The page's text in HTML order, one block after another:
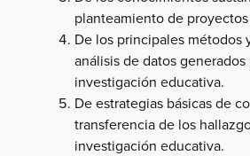
planteamiento de
De los principales métodos
análisis de datos generados
investigación educativa.
De estrategias básicas de
transferencia de los
investigación educativa.